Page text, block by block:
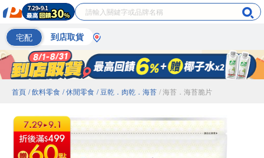
宅配 到店取貨
首頁 / 飲料零食 / 休閒零食 / 豆乾．肉乾．海苔 / 海苔．海苔脆片